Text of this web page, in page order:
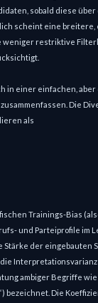
sobald diese über
scheint eine breitere,
weniger restriktive
in einer einfachen,
Die
als
Trainings-Bias
und Parteiprofile im
der eingebauten
Interpretationsvarianz
ambiger Begriffe wie
bezeichnet. Die